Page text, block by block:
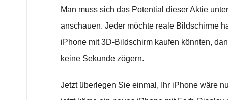
Man muss sich das Potential dieser Aktie
anschauen. Jeder möchte reale Bildschirme
iPhone mit 3D-Bildschirm kaufen könnten,
keine Sekunde zögern.
Jetzt überlegen Sie einmal, Ihr iPhone wäre